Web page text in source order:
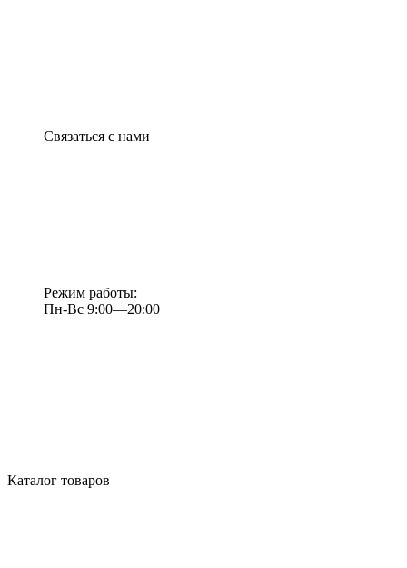
Связаться с нами
Режим работы:
Пн-Вс 9:00—20:00
Каталог товаров